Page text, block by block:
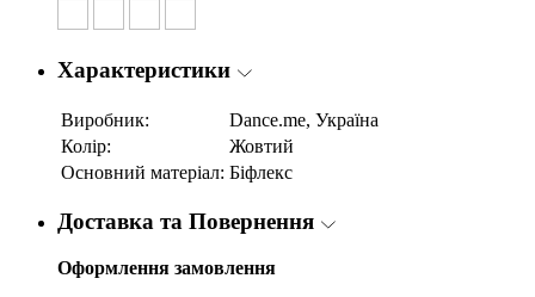
Характеристики
Виробник:
Dance.me, Україна
Колір:
Жовтий
Основний матеріал: Біфлекс
Доставка та Повернення
Оформлення замовлення